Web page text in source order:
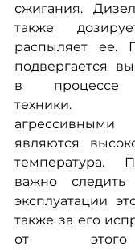
сжигания.
также
распыляет ее.
подвергается
в процессе
техники.
являются
температура.
важно
эксплуатации
также за его
от этого